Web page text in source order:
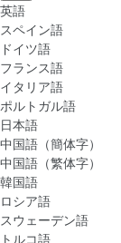
英語
スペイン語
ドイツ語
フランス語
イタリア語
ポルトガル語
日本語
中国語（簡体字）
中国語（繁体字）
韓国語
ロシア語
スウェーデン語
トルコ語